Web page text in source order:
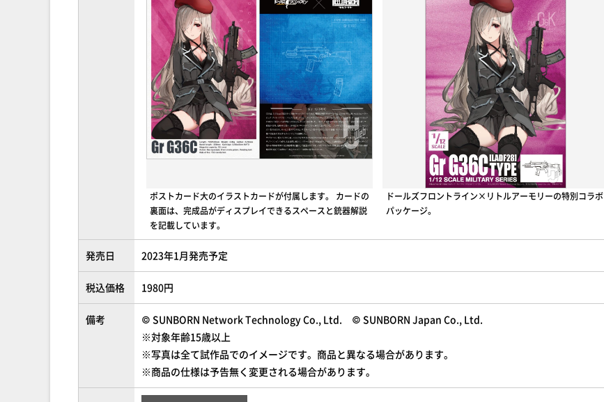
ポストカード大のイラストカードが付属します。 カードの
裏面は、完成品がディスプレイできるスペースと銃器解説
を記載しています。
ドールズフロントライン×リトルアーモリーの特別コラボ
パッケージ。
発売日 2023年1月発売予定
税込価格 1980円
備考
© SUNBORN Network Technology Co., Ltd. © SUNBORN Japan Co., Ltd.
※対象年齢15歳以上
※写真は全て試作品でのイメージです。商品と異なる場合があります。
※商品の仕様は予告無く変更される場合があります。